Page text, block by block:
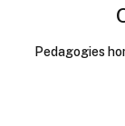
Pedagogies